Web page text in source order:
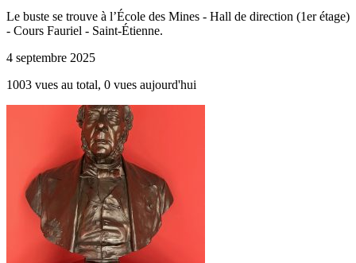
Le buste se trouve à l’École des Mines - Hall de direction (1er étage)
- Cours Fauriel - Saint-Étienne.
4 septembre 2025
1003 vues au total, 0 vues aujourd'hui